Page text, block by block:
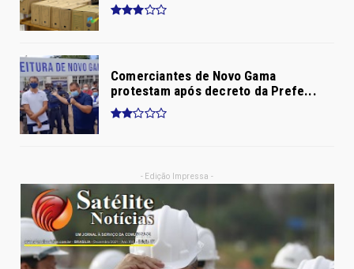
Comerciantes de Novo Gama
protestam após decreto da Prefe...
- Edição Impressa -